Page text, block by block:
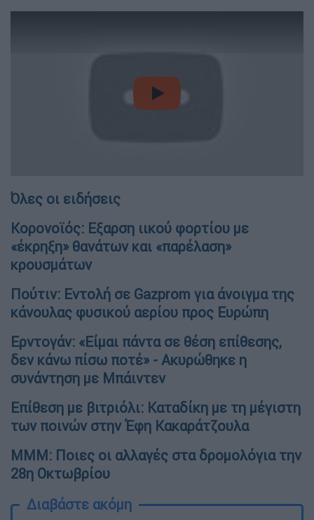
video
Όλες οι ειδήσεις
Κορονοϊός: Εξαρση ιικού φορτίου με
«έκρηξη» θανάτων και «παρέλαση»
κρουσμάτων
Πούτιν: Εντολή σε Gazprom για άνοιγμα της
κάνουλας φυσικού αερίου προς Ευρώπη
Ερντογάν: «Είμαι πάντα σε θέση επίθεσης,
δεν κάνω πίσω ποτέ» - Ακυρώθηκε η
συνάντηση με Μπάιντεν
Επίθεση με βιτριόλι: Καταδίκη με τη μέγιστη
των ποινών στην Έφη Κακαράτζουλα
ΜΜΜ: Ποιες οι αλλαγές στα δρομολόγια την
28η Οκτωβρίου
Διαβάστε ακόμη